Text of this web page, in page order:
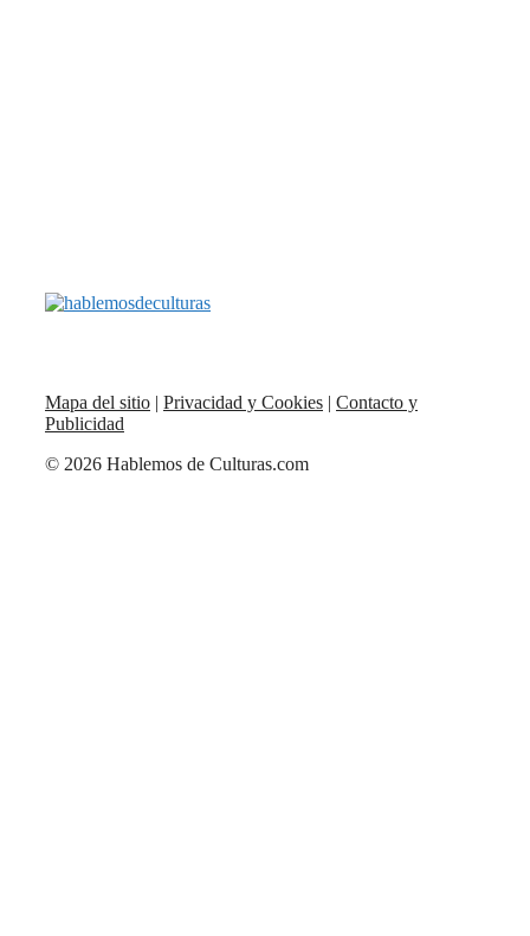
Mapa del sitio | Privacidad y Cookies | Contacto y
Publicidad
© 2026 Hablemos de Culturas.com